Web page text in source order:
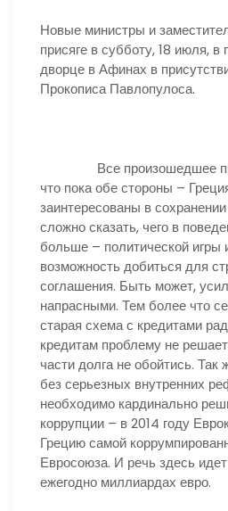
Новые министры и
присяге в субботу, 18 июля, в
дворце в Афинах в
Прокописа Павлопулоса.
Все произошедшее
что пока обе стороны –
заинтересованы в
сложно сказать, чего в
больше – политической игры
возможность добиться для
соглашения. Быть может,
напрасными. Тем более что
старая схема с кредитами
кредитам проблему не
части долга не обойтись. Так
без серьезных внутренних
необходимо кардинально
коррупции – в 2014 году
Грецию самой
Евросоюза. И речь здесь
ежегодно миллиардах евро.